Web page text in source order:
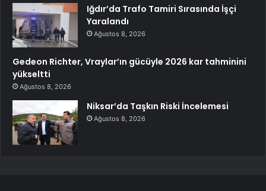
Iğdır’da Trafo Tamiri Sırasında İşçi
Yaralandı
Ağustos 8, 2026
Gedeon Richter, Vraylar’ın gücüyle 2026 kar tahminini
yükseltti
Ağustos 8, 2026
Niksar’da Taşkın Riski İncelemesi
Ağustos 8, 2026